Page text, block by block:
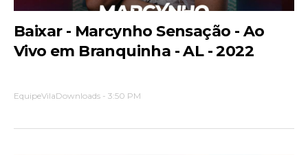
Baixar - Marcynho Sensação - Ao
Vivo em Branquinha - AL - 2022
EquipeVilaDownloads - 3:50 PM